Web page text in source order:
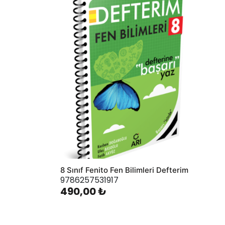
AddToWishlist
8 Sınıf Fenito Fen Bilimleri Defterim
9786257531917
490,00 ₺